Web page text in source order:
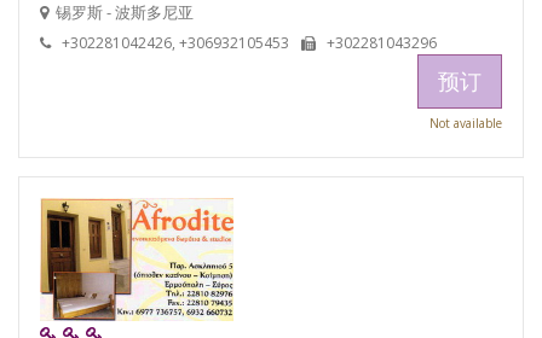
锡罗斯 - 波斯多尼亚
+302281042426, +306932105453 +302281043296
预订
Not available